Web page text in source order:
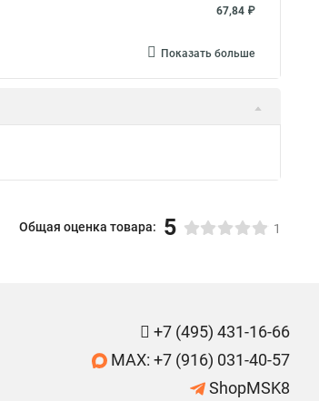
67,84 ₽
Показать больше
Общая оценка товара: 5 1
+7 (495) 431-16-66
MAX: +7 (916) 031-40-57
ShopMSK8